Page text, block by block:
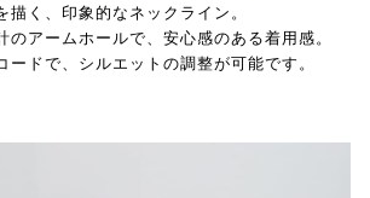
描く、印象的なネックライン。
のアームホールで、安心感のある着用感。
ードで、シルエットの調整が可能です。